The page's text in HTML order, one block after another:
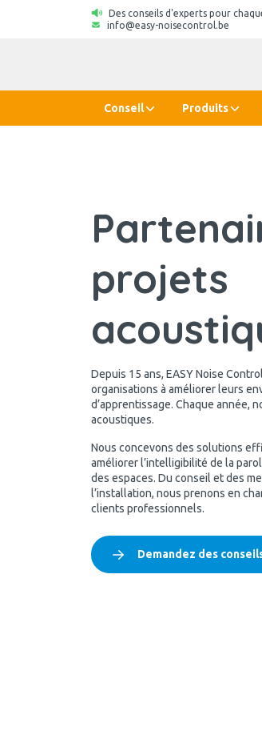
Des conseils d'experts pour
info@easy-noisecontrol.be
Conseil Produits
projets
Depuis 15 ans, EASY Noise
organisations à améliorer leurs
d’apprentissage. Chaque année,
acoustiques.
Nous concevons des solutions
améliorer l’intelligibilité de la
des espaces. Du conseil et des
l’installation, nous prenons en
clients professionnels.
Demandez des